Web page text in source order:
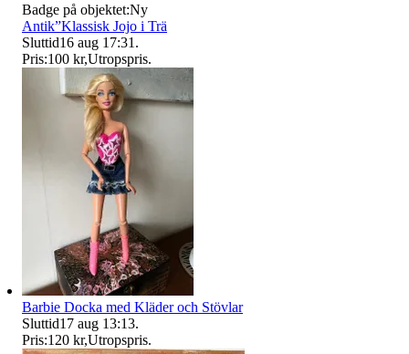
Badge på objektet:Ny
Antik”Klassisk Jojo i Trä
Sluttid16 aug 17:31 .
Pris:100 kr,Utropspris.
Barbie Docka med Kläder och Stövlar
Sluttid17 aug 13:13.
Pris:120 kr,Utropspris.